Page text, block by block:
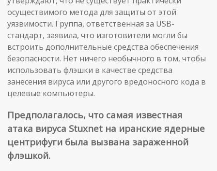
осуществимого метода для защиты от этой
уязвимости. Группа, ответственная за USB-
стандарт, заявила, что изготовители могли бы
встроить дополнительные средства обеспечения
безопасности. Нет ничего необычного в том, чтобы
использовать флэшки в качестве средства
занесения вируса или другого вредоносного кода в
целевые компьютеры.
Предполагалось, что самая известная
атака вируса Stuxnet на иранские ядерные
центрифуги была вызвана зараженной
флэшкой.